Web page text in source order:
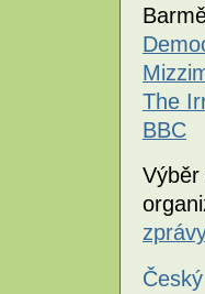
The
BBC
Výběr